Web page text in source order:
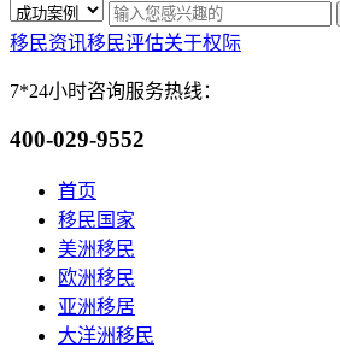
移民资讯移民评估关于权际
7*24小时咨询服务热线：
400-029-9552
首页
移民国家
美洲移民
欧洲移民
亚洲移居
大洋洲移民